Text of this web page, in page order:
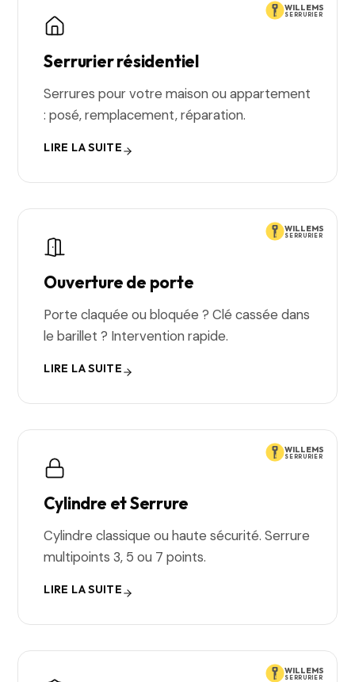
WILLEMS
SERRURIER
Serrurier résidentiel
Serrures pour votre maison ou appartement
: posé, remplacement, réparation.
LIRE LA SUITE
WILLEMS
SERRURIER
Ouverture de porte
Porte claquée ou bloquée ? Clé cassée dans
le barillet ? Intervention rapide.
LIRE LA SUITE
WILLEMS
SERRURIER
Cylindre et Serrure
Cylindre classique ou haute sécurité. Serrure
multipoints 3, 5 ou 7 points.
LIRE LA SUITE
WILLEMS
SERRURIER